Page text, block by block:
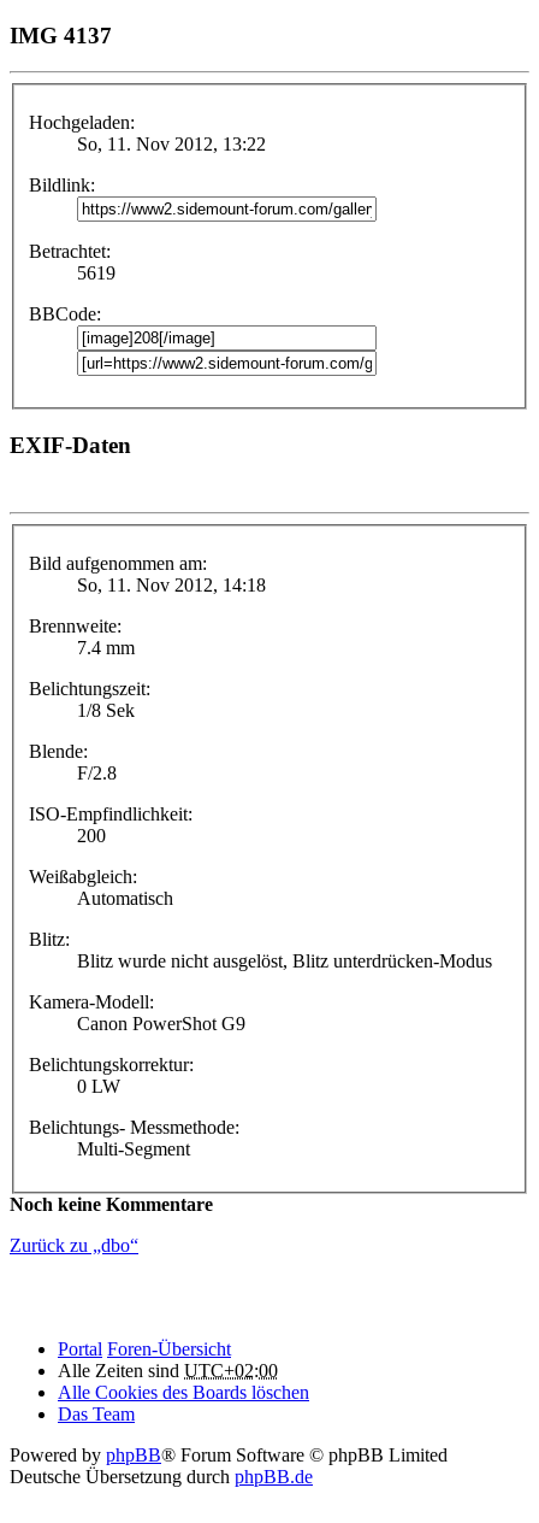
IMG 4137
Hochgeladen:
So, 11. Nov 2012, 13:22
Bildlink:
Betrachtet:
5619
BBCode:
EXIF-Daten
Bild aufgenommen am:
So, 11. Nov 2012, 14:18
Brennweite:
7.4 mm
Belichtungszeit:
1/8 Sek
Blende:
F/2.8
ISO-Empfindlichkeit:
200
Weißabgleich:
Automatisch
Blitz:
Blitz wurde nicht ausgelöst, Blitz unterdrücken-Modus
Kamera-Modell:
Canon PowerShot G9
Belichtungskorrektur:
0 LW
Belichtungs- Messmethode:
Multi-Segment
Noch keine Kommentare
Zurück zu „dbo“
Portal Foren-Übersicht
Alle Zeiten sind UTC+02:00
Alle Cookies des Boards löschen
Das Team
Powered by phpBB® Forum Software © phpBB Limited
Deutsche Übersetzung durch phpBB.de